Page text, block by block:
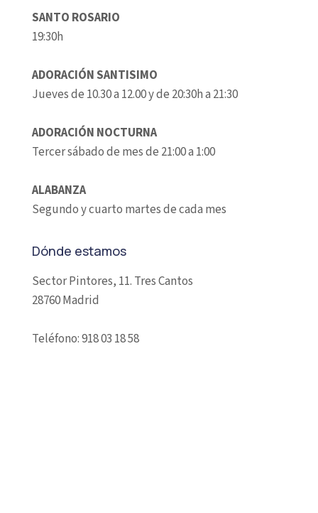
SANTO ROSARIO
19:30h
ADORACIÓN SANTISIMO
Jueves de 10.30 a 12.00 y de 20:30h a 21:30
ADORACIÓN NOCTURNA
Tercer sábado de mes de 21:00 a 1:00
ALABANZA
Segundo y cuarto martes de cada mes
Dónde estamos
Sector Pintores, 11. Tres Cantos
28760 Madrid
Teléfono: 918 03 18 58